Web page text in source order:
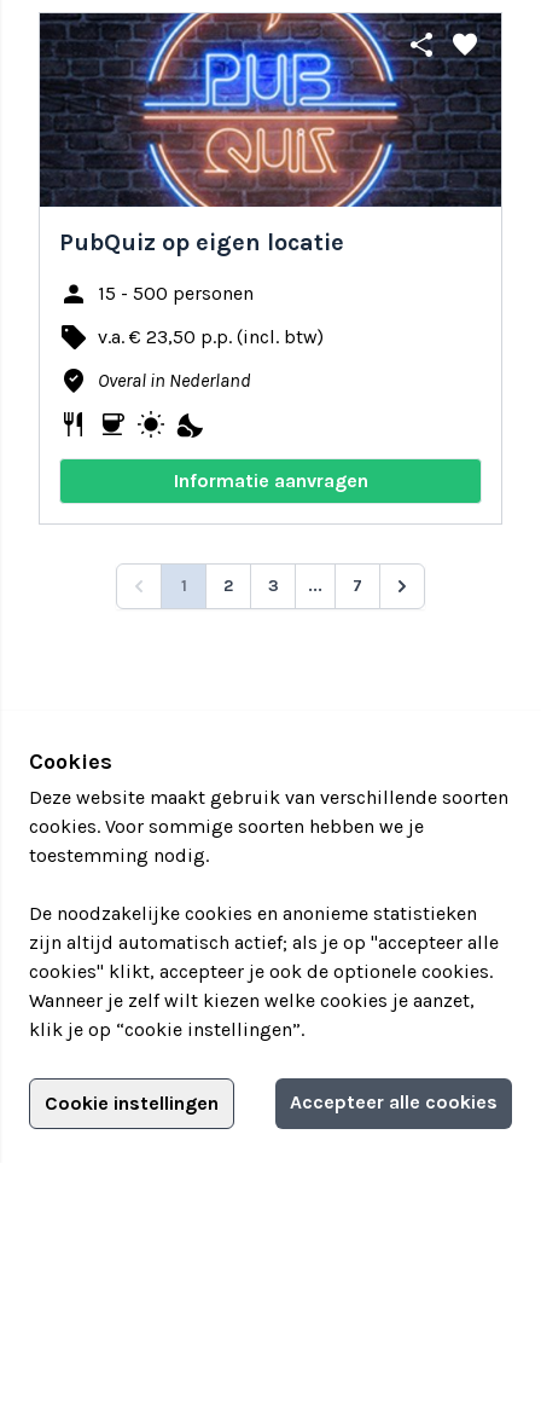
Filter jouw teamuitstapje!
share favorite
PubQuiz op eigen locatie
person 15 - 500 personen
local_offer v.a. € 23,50 p.p. (incl. btw)
where_to_vote Overal in Nederland
restaurant coffee wb_sunny nights_stay
Informatie aanvragen
1 2 3 ... 7
Adverteren?
Adverteerdersopties
Cookies
Deze website maakt gebruik van verschillende soorten
cookies. Voor sommige soorten hebben we je
toestemming nodig.
De noodzakelijke cookies en anonieme statistieken
zijn altijd automatisch actief; als je op "accepteer alle
cookies" klikt, accepteer je ook de optionele cookies.
Wanneer je zelf wilt kiezen welke cookies je aanzet,
klik je op “cookie instellingen”.
Cookie instellingen Accepteer alle cookies